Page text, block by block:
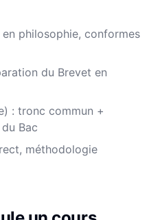
philosophie, conformes
du Brevet en
: tronc commun +
Bac
méthodologie